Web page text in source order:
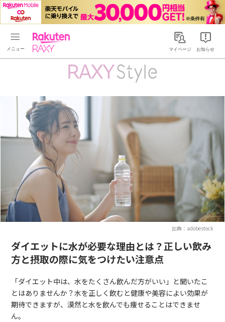
Rakuten RAXYマイページ お知らせ
出典：adobestock
ダイエットに水が必要な理由とは？正しい飲み
方と摂取の際に気をつけたい注意点
「ダイエット中は、水をたくさん飲んだ方がいい」と聞いたこ
とはありませんか？水を正しく飲むと健康や美容によい効果が
期待できますが、漠然と水を飲んでも痩せることはできませ
ん。